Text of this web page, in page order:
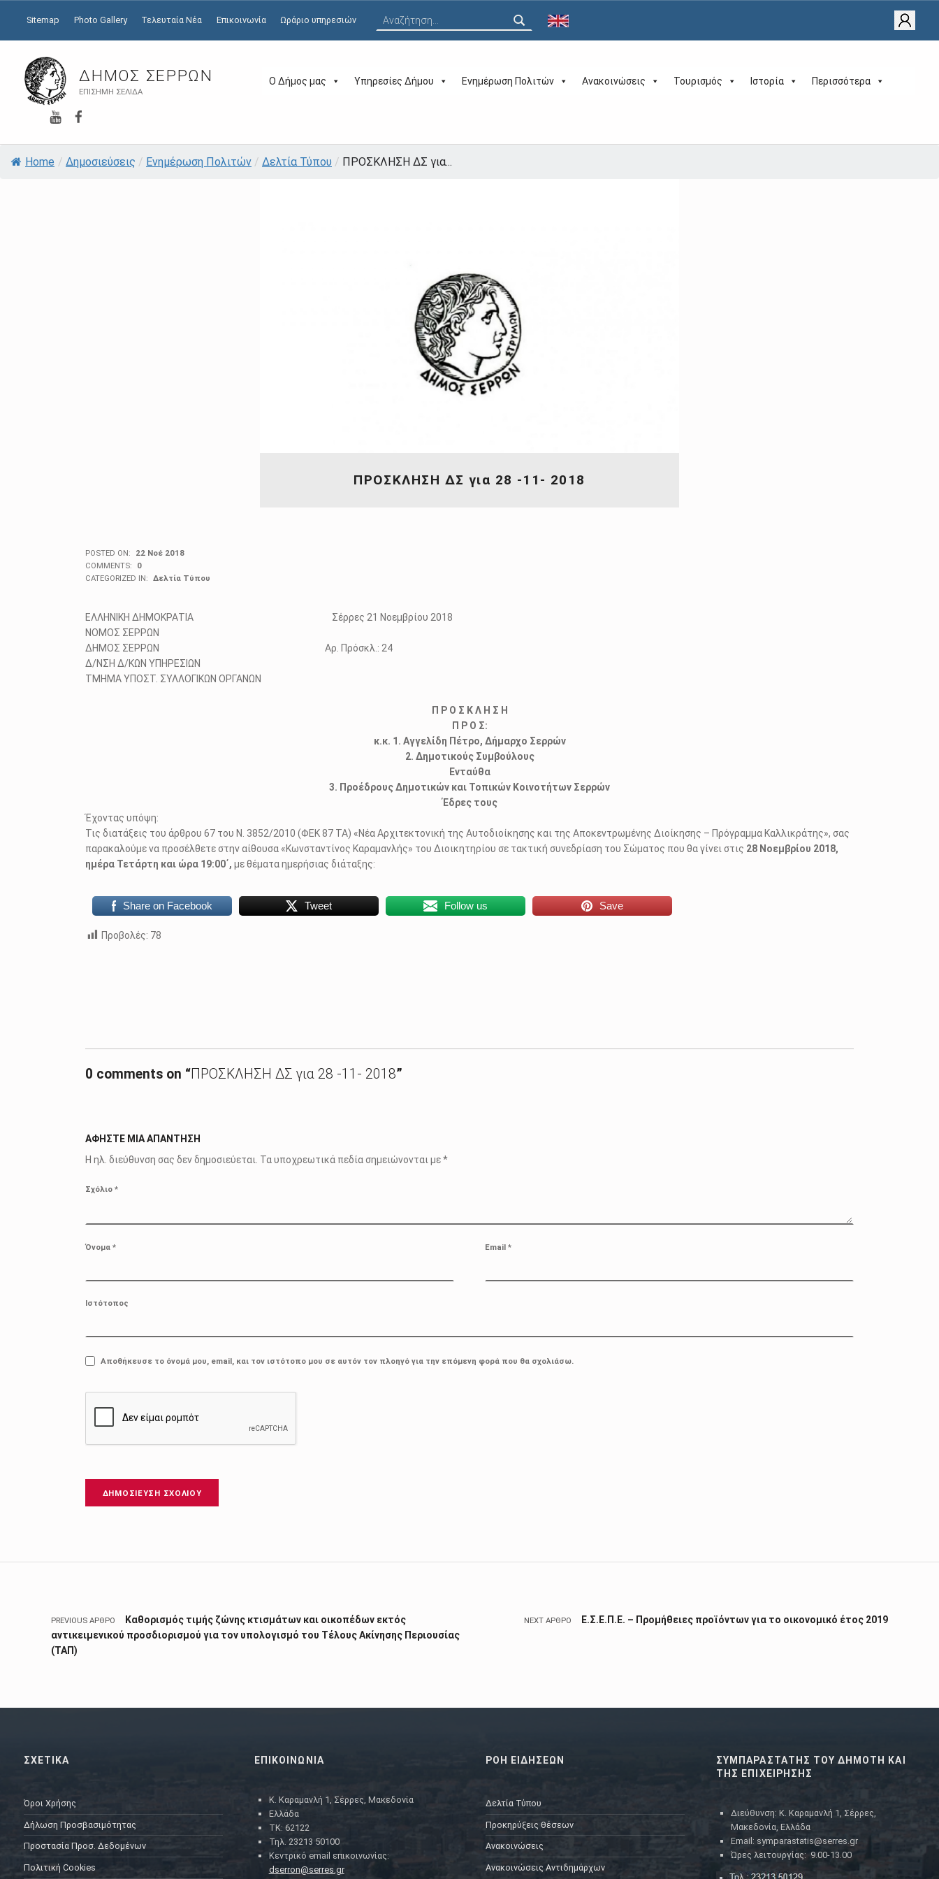
ΔΉΜΟΣ ΣΕΡΡΏΝ
ΕΠΊΣΗΜΗ ΣΕΛΊΔΑ
Ο Δήμος μας Υπηρεσίες Δήμου Ενημέρωση Πολιτών Ανακοινώσεις Τουρισμός Ιστορία Περισσότερα
YouTube
Sitemap Photo Gallery Τελευταία Νέα Επικοινωνία Ωράριο υπηρεσιών
Home / Δημοσιεύσεις / Ενημέρωση Πολιτών / Δελτία Τύπου / ΠΡΟΣΚΛΗΣΗ ΔΣ για...
ΠΡΟΣΚΛΗΣΗ ΔΣ για 28 -11- 2018
POSTED ON:
22 Νοέ 2018
COMMENTS:
0
CATEGORIZED IN: Δελτία Τύπου
ΕΛΛΗΝΙΚΗ ΔΗΜΟΚΡΑΤΙΑ Σέρρες 21 Νοεμβρίου 2018
ΝΟΜΟΣ ΣΕΡΡΩΝ
ΔΗΜΟΣ ΣΕΡΡΩΝ Αρ. Πρόσκλ.: 24
Δ/ΝΣΗ Δ/ΚΩΝ ΥΠΗΡΕΣΙΩΝ
ΤΜΗΜΑ ΥΠΟΣΤ. ΣΥΛΛΟΓΙΚΩΝ ΟΡΓΑΝΩΝ
Π Ρ Ο Σ Κ Λ Η Σ Η
Π Ρ Ο Σ:
κ.κ. 1. Αγγελίδη Πέτρο, Δήμαρχο Σερρών
2. Δημοτικούς Συμβούλους
Ενταύθα
3. Προέδρους Δημοτικών και Τοπικών Κοινοτήτων Σερρών
Έδρες τους
Έχοντας υπόψη:
Τις διατάξεις του άρθρου 67 του Ν. 3852/2010 (ΦΕΚ 87 ΤΑ) «Νέα Αρχιτεκτονική της Αυτοδιοίκησης και της Αποκεντρωμένης Διοίκησης – Πρόγραμμα Καλλικράτης», σας
παρακαλούμε να προσέλθετε στην αίθουσα «Κωνσταντίνος Καραμανλής» του Διοικητηρίου σε τακτική συνεδρίαση του Σώματος που θα γίνει στις 28 Νοεμβρίου 2018,
ημέρα Τετάρτη και ώρα 19:00΄, με θέματα ημερήσιας διάταξης:
Share on Facebook Tweet Follow us Save
Προβολές: 78
0 comments on “ΠΡΟΣΚΛΗΣΗ ΔΣ για 28 -11- 2018”
ΑΦΉΣΤΕ ΜΙΑ ΑΠΆΝΤΗΣΗ
Η ηλ. διεύθυνση σας δεν δημοσιεύεται. Τα υποχρεωτικά πεδία σημειώνονται με*
Σχόλιο *
Όνομα * Email *
Ιστότοπος
Αποθήκευσε το όνομά μου, email, και τον ιστότοπο μου σε αυτόν τον πλοηγό για την επόμενη φορά που θα σχολιάσω.
Πλοήγηση άρθρων
PREVIOUS ΆΡΘΡΟ
Καθορισμός τιμής ζώνης κτισμάτων και οικοπέδων εκτός
αντικειμενικού προσδιορισμού για τον υπολογισμό του Τέλους Ακίνησης Περιουσίας
(ΤΑΠ)
NEXT ΆΡΘΡΟ Ε.Σ.Ε.Π.Ε. – Προμήθειες προϊόντων για το οικονομικό έτος 2019
ΣΧΕΤΙΚΑ
Όροι Χρήσης
Δήλωση Προσβασιμότητας
Προστασία Προσ. Δεδομένων
Πολιτική Cookies
ΕΠΙΚΟΙΝΩΝΙΑ
Κ. Καραμανλή 1, Σέρρες, Μακεδονία
Ελλάδα
ΤΚ: 62122
Τηλ. 23213 50100
Κεντρικό email επικοινωνίας:
dserron@serres.gr
ΡΟΗ ΕΙΔΗΣΕΩΝ
Δελτία Τύπου
Προκηρύξεις θέσεων
Ανακοινώσεις
Ανακοινώσεις Αντιδημάρχων
ΣΥΜΠΑΡΑΣΤΑΤΗΣ ΤΟΥ ΔΗΜΟΤΗ ΚΑΙ
ΤΗΣ ΕΠΙΧΕΙΡΗΣΗΣ
Διεύθυνση: Κ. Καραμανλή 1, Σέρρες,
Μακεδονία, Ελλάδα
Email: symparastatis@serres.gr
Ώρες λειτουργίας: 9.00-13.00